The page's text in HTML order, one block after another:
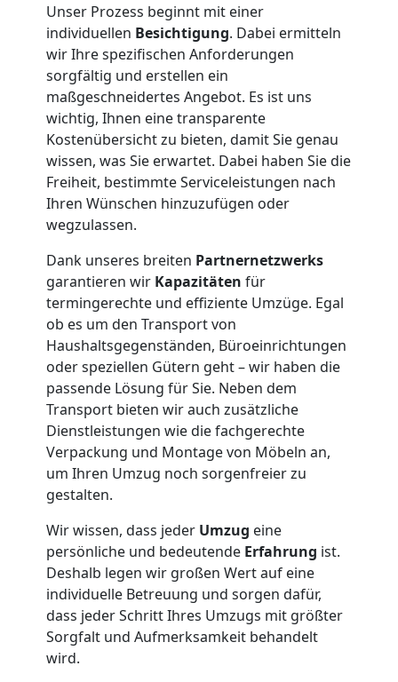
Unser Prozess beginnt mit einer
individuellen Besichtigung. Dabei ermitteln
wir Ihre spezifischen Anforderungen
sorgfältig und erstellen ein
maßgeschneidertes Angebot. Es ist uns
wichtig, Ihnen eine transparente
Kostenübersicht zu bieten, damit Sie genau
wissen, was Sie erwartet. Dabei haben Sie die
Freiheit, bestimmte Serviceleistungen nach
Ihren Wünschen hinzuzufügen oder
wegzulassen.
Dank unseres breiten Partnernetzwerks
garantieren wir Kapazitäten für
termingerechte und effiziente Umzüge. Egal
ob es um den Transport von
Haushaltsgegenständen, Büroeinrichtungen
oder speziellen Gütern geht – wir haben die
passende Lösung für Sie. Neben dem
Transport bieten wir auch zusätzliche
Dienstleistungen wie die fachgerechte
Verpackung und Montage von Möbeln an,
um Ihren Umzug noch sorgenfreier zu
gestalten.
Wir wissen, dass jeder Umzug eine
persönliche und bedeutende Erfahrung ist.
Deshalb legen wir großen Wert auf eine
individuelle Betreuung und sorgen dafür,
dass jeder Schritt Ihres Umzugs mit größter
Sorgfalt und Aufmerksamkeit behandelt
wird.